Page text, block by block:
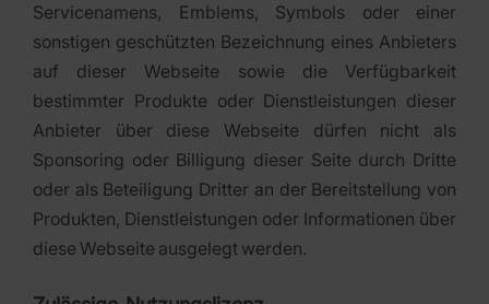
Servicenamens, Emblems, Symbols oder einer
sonstigen geschützten Bezeichnung eines Anbieters
auf dieser Webseite sowie die Verfügbarkeit
bestimmter Produkte oder Dienstleistungen dieser
Anbieter über diese Webseite dürfen nicht als
Sponsoring oder Billigung dieser Seite durch Dritte
oder als Beteiligung Dritter an der Bereitstellung von
Produkten, Dienstleistungen oder Informationen über
diese Webseite ausgelegt werden.